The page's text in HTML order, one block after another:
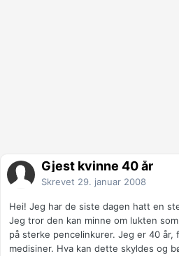
Gjest kvinne 40 år
Skrevet 29. januar 2008
Hei! Jeg har de siste dagen hatt en
Jeg tror den kan minne om lukten
på sterke pencelinkurer. Jeg er 40 år,
medisiner. Hva kan dette skyldes og